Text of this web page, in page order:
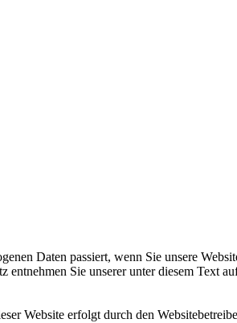
Daten passiert, wenn Sie unsere
Sie unserer unter diesem Text
Website erfolgt durch den